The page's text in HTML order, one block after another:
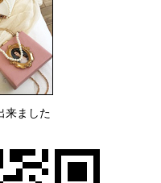
来ました